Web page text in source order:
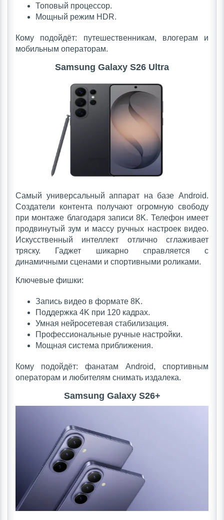
Топовый процессор.
Мощный режим HDR.
Кому подойдёт: путешественникам, влогерам и
мобильным операторам.
Samsung Galaxy S26 Ultra
Самый универсальный аппарат на базе Android.
Создатели контента получают огромную свободу
при монтаже благодаря записи 8K. Телефон имеет
продвинутый зум и массу ручных настроек видео.
Искусственный интеллект отлично сглаживает
тряску. Гаджет шикарно справляется с
динамичными сценами и спортивными роликами.
Ключевые фишки:
Запись видео в формате 8K.
Поддержка 4K при 120 кадрах.
Умная нейросетевая стабилизация.
Профессиональные ручные настройки.
Мощная система приближения.
Кому подойдёт: фанатам Android, спортивным
операторам и любителям снимать издалека.
Samsung Galaxy S26+